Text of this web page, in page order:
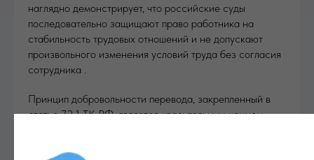
наглядно демонстрирует, что российские суды
последовательно защищают право работника на
стабильность трудовых отношений и не допускают
произвольного изменения условий труда без согласия
сотрудника .
Принцип добровольности перевода, закрепленный в
статье 72.1 ТК РФ, является краеугольным камнем